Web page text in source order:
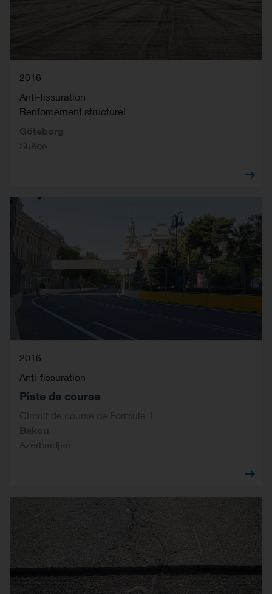
2016
Anti-fissuration
Renforcement structurel
Göteborg
Suède
2016
Anti-fissuration
Piste de course
Circuit de course de Formule 1
Bakou
Azerbaïdjan